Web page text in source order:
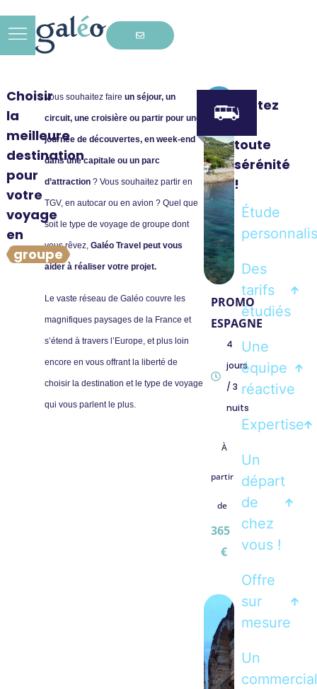
Choisir
la
meilleure
destination
pour
votre
voyage
en
groupe
Vous souhaitez faire un séjour, un
circuit, une croisière ou partir pour une
journée de découvertes, en week-end
dans une capitale ou un parc
d’attraction? Vous souhaitez partir en
TGV, en autocar ou en avion ? Quel que
soit le type de voyage de groupe dont
vous rêvez, Galéo Travel peut vous
aider à réaliser votre projet.
Le vaste réseau de Galéo couvre les
magnifiques paysages de la France et
s’étend à travers l’Europe, et plus loin
encore en vous offrant la liberté de
choisir la destination et le type de voyage
qui vous parlent le plus.
PROMO
ESPAGNE
4
jours
/ 3
nuits
À
partir
de
365
€
Partez
en
toute
sérénité
!
Étude
Des
tarifs
étudiés
Une
équipe
réactive
Expertise
Un
départ
de
chez
vous !
Offre
sur
mesure
Un
commercial